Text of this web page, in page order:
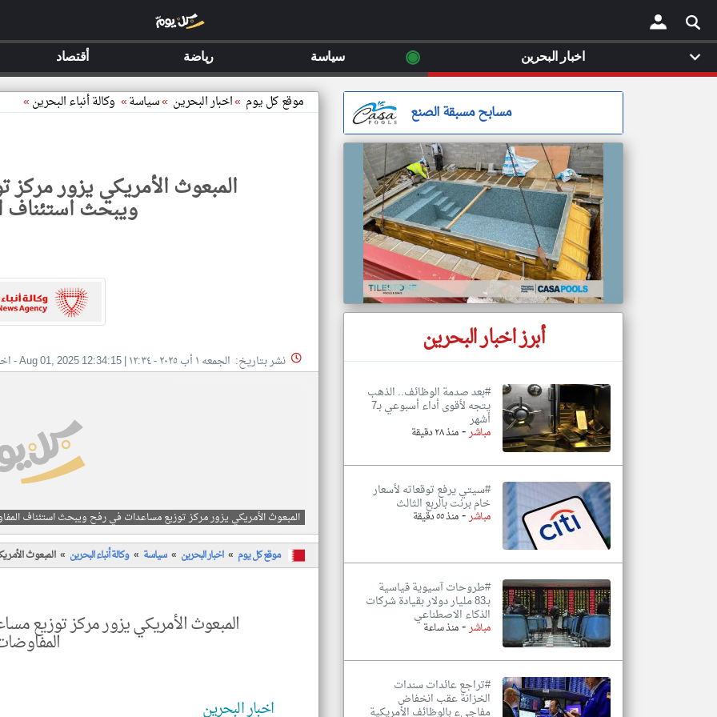
× موقع كل يوم »اخبار البحرين »سياسة» وكالة أنباء البحرين»
المبعوث الأمريكي يزور
ويبحث استئناف
نشر بتاريخ: الجمعه ١ أب ٢٠٢٥ - ١٢:٣٤ |
Aug 01, 2025 12:34:15
-
المبعوث الأمريكي يزور مركز توزيع مساعدات في رفح ويبحث استئناف
موقع كل يوم اخبار البحرين سياسة وكالة أنباء البحرين المبعوث
المبعوث الأمريكي يزور مركز توزيع
اخبار البحرين
مسابح مسبقة الصنع
أبرز اخبار البحرين
#بعد صدمة الوظائف.. الذهب
يتجه لأقوى أداء أسبوعي بـ7
أشهر
مباشر-منذ ٢٨ دقيقة
#سيتي يرفع توقعاته لأسعار
خام برنت بالربع الثالث
مباشر-منذ ٥٥ دقيقة
#طروحات آسيوية قياسية
بـ83 مليار دولار بقيادة شركات
الذكاء الاصطناعي
مباشر-منذ ساعة
#تراجع عائدات سندات
الخزانة عقب انخفاض
مفاجيء بالوظائف الأمريكية
اخبار البحرين ◉ سياسة رياضة أقتصاد